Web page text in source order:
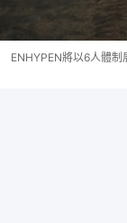
ENHYPEN將以6人體制